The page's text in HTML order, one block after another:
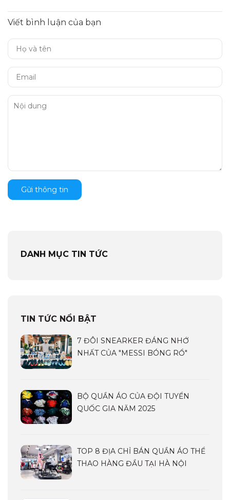
Viết bình luận của bạn
Gửi thông tin
DANH MỤC TIN TỨC
TIN TỨC NỔI BẬT
7 ĐÔI SNEARKER ĐÁNG NHỚ
NHẤT CỦA "MESSI BÓNG RỔ"
BỘ QUẦN ÁO CỦA ĐỘI TUYỂN
QUỐC GIA NĂM 2025
TOP 8 ĐỊA CHỈ BÁN QUẦN ÁO THỂ
THAO HÀNG ĐẦU TẠI HÀ NỘI